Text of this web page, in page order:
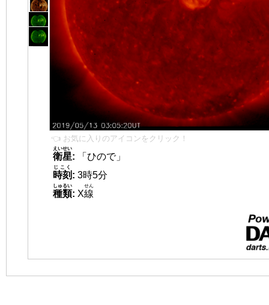
👈 お気に入りのアイコンをクリック！
衛星
えいせい
:
「ひので」
時刻
じこく
: 3時5分
種類
しゅるい
: X線
せん